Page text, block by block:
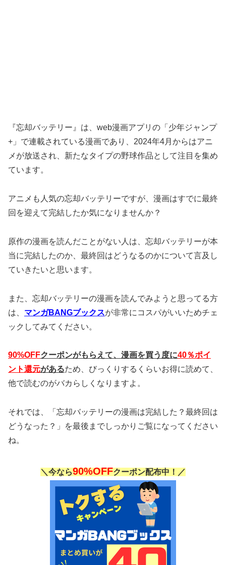
『忘却バッテリー』は、web漫画アプリの「少年ジャンプ
+」で連載されている漫画であり、2024年4月からはアニ
メが放送され、新たなタイプの野球作品として注目を集め
ています。
アニメも人気の忘却バッテリーですが、漫画はすでに最終
回を迎えて完結したか気になりませんか？
原作の漫画を読んだことがない人は、忘却バッテリーが本
当に完結したのか、最終回はどうなるのかについて言及し
ていきたいと思います。
また、忘却バッテリーの漫画を読んでみようと思ってる方
は、 マンガBANGブックスが非常にコスパがいいためチェ
ックしてみてください。
90%OFFクーポンがもらえて、漫画を買う度に40％ポイ
ント還元があるため、びっくりするくらいお得に読めて、
他で読むのがバカらしくなりますよ。
それでは、「忘却バッテリーの漫画は完結した？最終回は
どうなった？」を最後までしっかりご覧になってください
ね。
＼今なら90%OFFクーポン配布中！／